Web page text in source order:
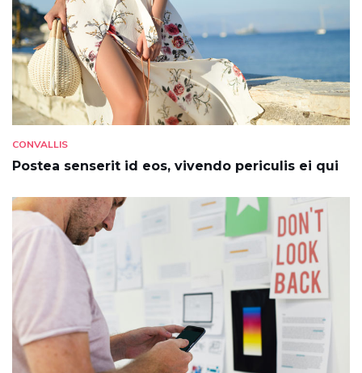
CONVALLIS
Postea senserit id eos, vivendo periculis ei qui